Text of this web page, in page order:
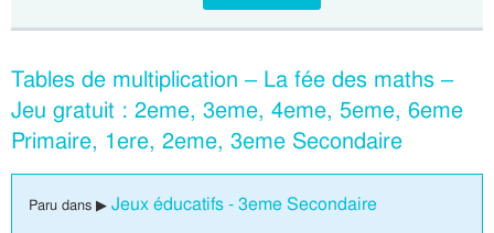
Tables de multiplication – La fée des maths –
Jeu gratuit : 2eme, 3eme, 4eme, 5eme, 6eme
Primaire, 1ere, 2eme, 3eme Secondaire
Paru dans ▶ Jeux éducatifs - 3eme Secondaire